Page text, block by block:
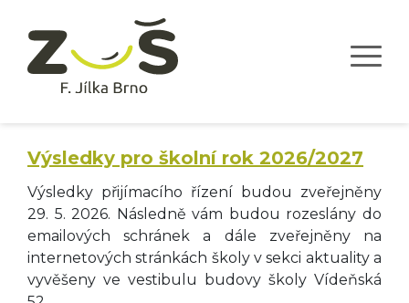
Výsledky pro školní rok 2026/2027
Výsledky přijímacího řízení budou zveřejněny
29. 5. 2026. Následně vám budou rozeslány do
emailových schránek a dále zveřejněny na
internetových stránkách školy v sekci aktuality a
vyvěšeny ve vestibulu budovy školy Vídeňská